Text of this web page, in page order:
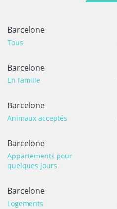
Barcelone
Tous
Barcelone
En famille
Barcelone
Animaux acceptés
Barcelone
Appartements pour
quelques jours
Barcelone
Logements